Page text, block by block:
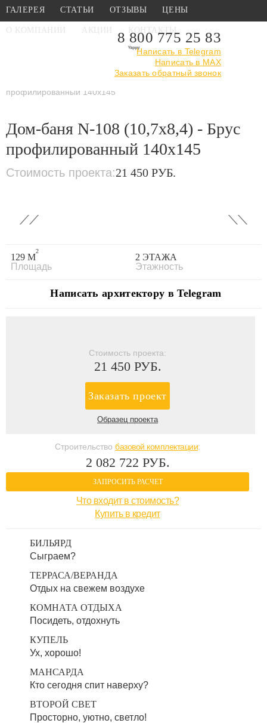
ГАЛЕРЕЯ СТАТЬИ ОТЗЫВЫ ЦЕНЫ
О КОМПАНИИ АКЦИИ КОНТАКТЫ
8 800 775 25 83
Написать в Telegram
Написать в MAX
Заказать обратный звонок
Проекты бань › Проекты бань из
профилированный 140x145
Дом-баня N-108 (10,7х8,4) - Брус
профилированный 140x145
Стоимость проекта:21 450 РУБ.
‹ ›
129 М
2
Площадь
2 ЭТАЖА
Этажность
Написать архитектору в Telegram
Стоимость проекта:
21 450 РУБ.
Заказать проект
Образец проекта
Строительство базовой комплектации:
2 082 722 РУБ.
ЗАПРОСИТЬ РАСЧЕТ
Что входит в стоимость?
Купить в кредит
БИЛЬЯРД
Сыграем?
ТЕРРАСА/ВЕРАНДА
Отдых на свежем воздухе
КОМНАТА ОТДЫХА
Посидеть, отдохнуть
КУПЕЛЬ
Ух, хорошо!
МАНСАРДА
Кто сегодня спит наверху?
ВТОРОЙ СВЕТ
Просторно, уютно, светло!